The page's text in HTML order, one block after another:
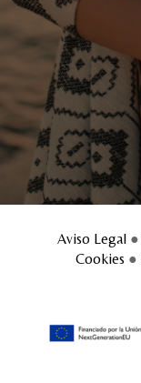
Aviso Legal●
Cookies ●